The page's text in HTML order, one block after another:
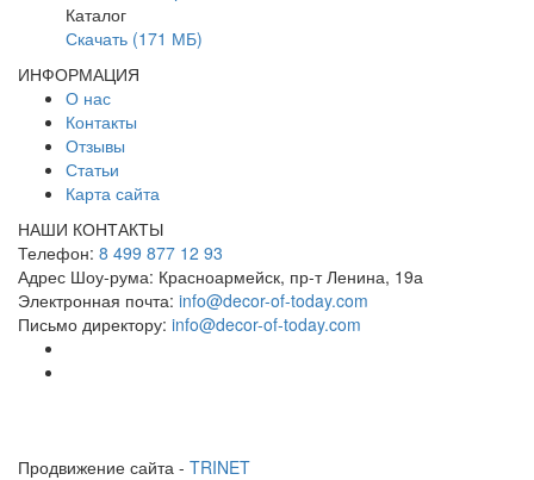
Каталог
Скачать (171 МБ)
ИНФОРМАЦИЯ
О нас
Контакты
Отзывы
Статьи
Карта сайта
НАШИ КОНТАКТЫ
Телефон: 8 499 877 12 93
Адрес Шоу-рума: Красноармейск, пр-т Ленина, 19а
Электронная почта: info@decor-of-today.com
Письмо директору: info@decor-of-today.com
Продвижение сайта - TRINET